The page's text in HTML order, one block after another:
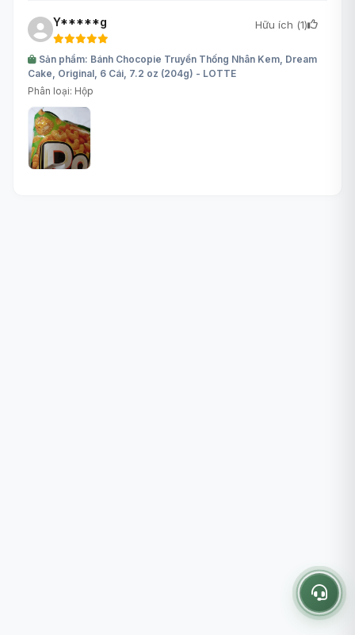
Y*****g Hữu ích (1)
Sản phẩm: Bánh Chocopie Truyền Thống Nhân Kem, Dream
Cake, Original, 6 Cái, 7.2 oz (204g) - LOTTE
Phân loại: Hộp